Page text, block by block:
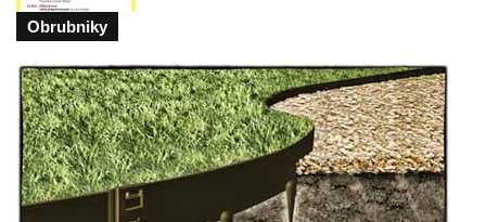
Mikulášovicích
Mikulášovicích
Kříž na louce v horních Mikulášovicích
Posteltův kříž naproti domu ev.č. 29 v
Mikulášovicích
Kříž Neubaukreuz u domu čp. 698 v
Obrubniky